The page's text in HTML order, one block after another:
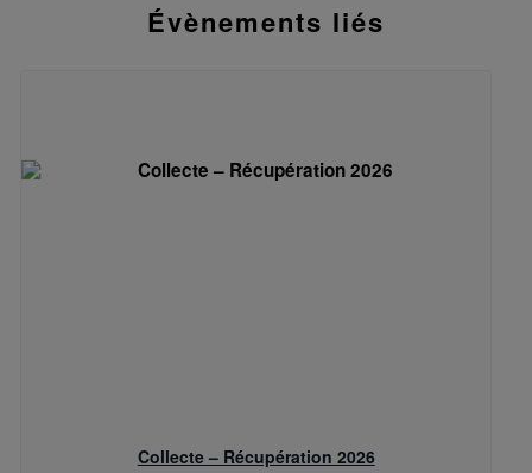
Évènements liés
Collecte – Récupération 2026